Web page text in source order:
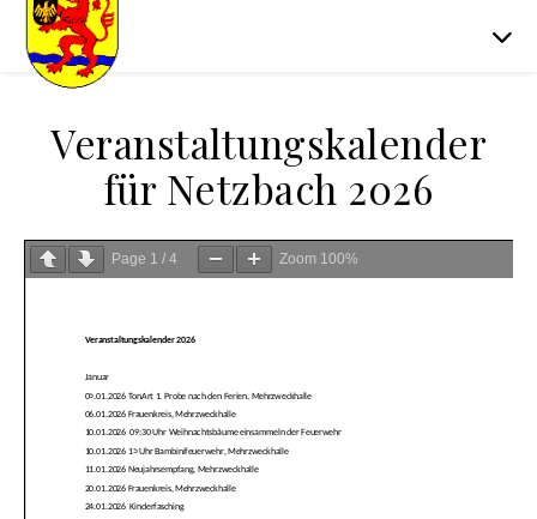
Veranstaltungskalender
für Netzbach 2026
Page 1 / 4 Zoom 100%